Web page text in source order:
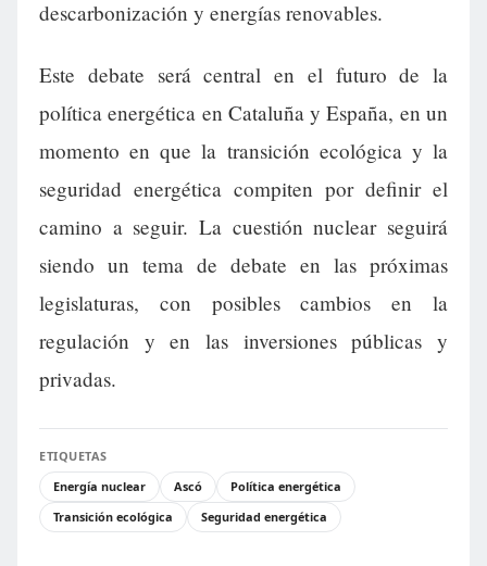
descarbonización y energías renovables.
Este debate será central en el futuro de la
política energética en Cataluña y España, en un
momento en que la transición ecológica y la
seguridad energética compiten por definir el
camino a seguir. La cuestión nuclear seguirá
siendo un tema de debate en las próximas
legislaturas, con posibles cambios en la
regulación y en las inversiones públicas y
privadas.
ETIQUETAS
Energía nuclear
Ascó
Política energética
Transición ecológica
Seguridad energética